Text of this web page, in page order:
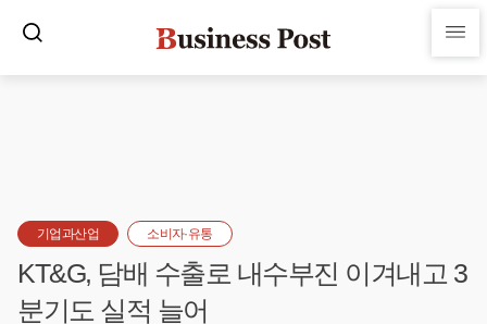
기업과산업 소비자·유통
KT&G, 담배 수출로 내수부진 이겨내고 3
분기도 실적 늘어